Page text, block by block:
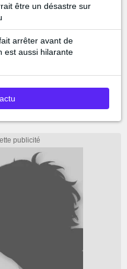
être un désastre sur
arrêter avant de
est aussi hilarante